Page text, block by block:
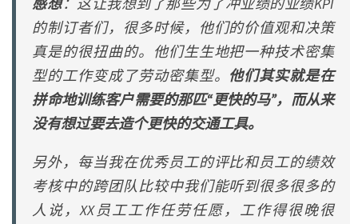
的制订者们，很多时候，他们的价值观和决策
真是的很扭曲的。他们生生地把一种技术密集
型的工作变成了劳动密集型。 他们其实就是在
拼命地训练客户需要的那匹“更快的马”，而从来
没有想过要去造个更快的交通工具。
另外，每当我在优秀员工的评比和员工的绩效
考核中的跨团队比较中我们能听到很多很多的
人说，XX员工工作任劳任愿，工作得很晚很